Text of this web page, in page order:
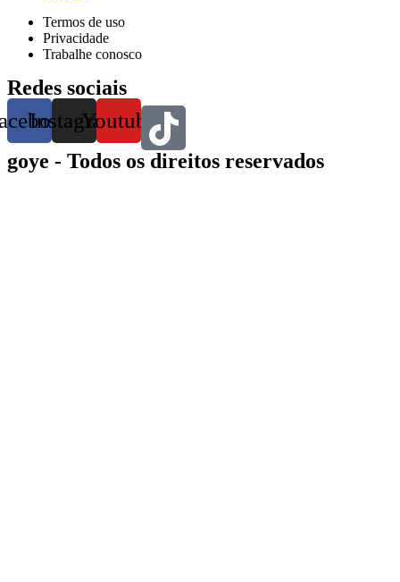
Termos de uso
Privacidade
Trabalhe conosco
Redes sociais
InstagramYoutube
goye - Todos os direitos reservados